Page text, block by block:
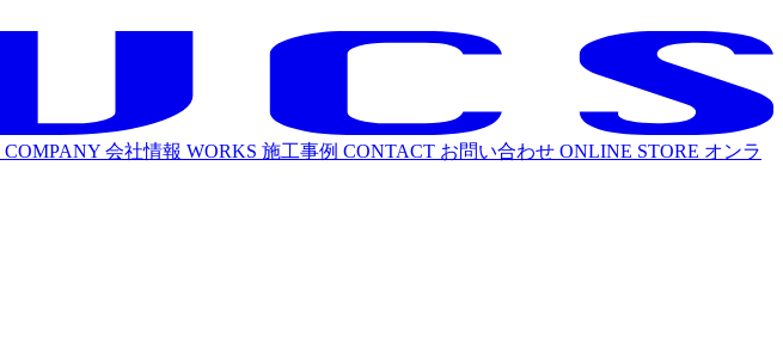
COMPANY 会社情報 WORKS 施工事例 CONTACT お問い合わせ ONLINE STORE オンラ